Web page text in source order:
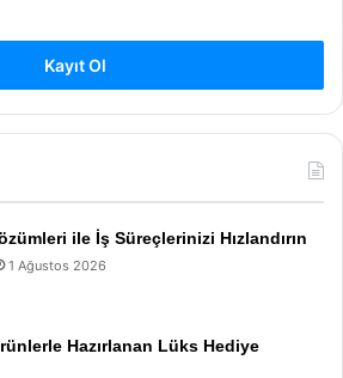
Kayıt Ol
ile İş Süreçlerinizi Hızlandırın
1 Ağustos 2026
Hazırlanan Lüks Hediye